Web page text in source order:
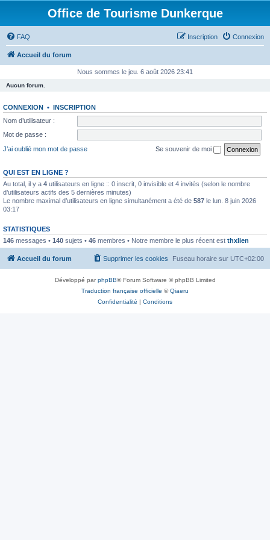
Office de Tourisme Dunkerque
FAQ Connexion
Inscription
Accueil du forum
Nous sommes le jeu. 6 août 2026 23:41
Aucun forum.
CONNEXION • INSCRIPTION
Nom d’utilisateur :
Mot de passe :
J’ai oublié mon mot de passe
Se souvenir de moi
QUI EST EN LIGNE ?
Au total, il y a 4 utilisateurs en ligne :: 0 inscrit, 0 invisible et 4 invités (selon le nombre
d’utilisateurs actifs des 5 dernières minutes)
Le nombre maximal d’utilisateurs en ligne simultanément a été de 587 le lun. 8 juin 2026
03:17
STATISTIQUES
146 messages • 140 sujets • 46 membres • Notre membre le plus récent est thxlien
Accueil du forum Fuseau horaire sur UTC+02:00
Supprimer les cookies
Développé parphpBB® Forum Software © phpBB Limited
Traduction française officielle ©Qiaeru
Confidentialité | Conditions